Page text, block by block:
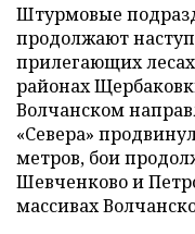
Штурмовые
продолжают
прилегающих
районах
Волчанском
«Севера»
метров, бои
Шевченково и
массивах